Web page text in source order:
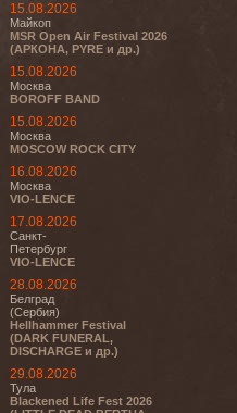
15.08.2026
Майкоп
MSR Open Air Festival 2026
(АРКОНА, PYRE и др.)
15.08.2026
Москва
BOROFF BAND
15.08.2026
Москва
MOSCOW ROCK CITY
16.08.2026
Москва
VIO-LENCE
17.08.2026
Санкт-
Петербург
VIO-LENCE
28.08.2026
Белград
(Сербия)
Hellhammer Festival
(DARK FUNERAL,
DISCHARGE и др.)
29.08.2026
Тула
Blackened Life Fest 2026